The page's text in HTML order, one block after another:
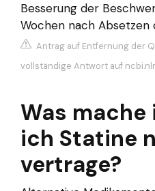
Besserung der
Wochen nach Absetzen
Antrag auf Entfernung der
vollständige Antwort auf
Was mache
ich Statine
vertrage?